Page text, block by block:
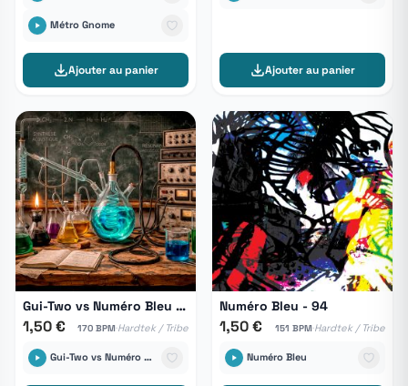
Métro Gnome
Ajouter au panier Ajouter au panier
Gui-Two vs Numéro Bleu - Number Two
1,50 € 170 BPM·Hardtek / Tribe
Gui-Two vs Numéro Bleu
Numéro Bleu - 94
1,50 € 151 BPM·Hardtek / Tribe
Numéro Bleu